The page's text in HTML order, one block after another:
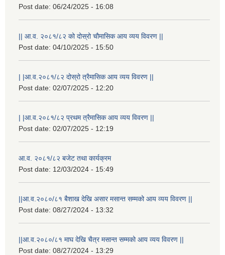
Post date: 06/24/2025 - 16:08
|| आ.व. २०८१/८२ को दोस्रो चौमासिक आय व्यय विवरण ||
Post date: 04/10/2025 - 15:50
| |आ.व.२०८१/८२ दोस्रो त्रैमासिक आय व्यय विवरण ||
Post date: 02/07/2025 - 12:20
| |आ.व.२०८१/८२ प्रथम त्रैमासिक आय व्यय विवरण ||
Post date: 02/07/2025 - 12:19
आ.व. २०८१/८२ बजेट तथा कार्यक्रम
Post date: 12/03/2024 - 15:49
||आ.व.२०८०/८१ बैशाख देखि असार मसान्त सम्मको आय व्यय विवरण ||
Post date: 08/27/2024 - 13:32
||आ.व.२०८०/८१ माघ देखि चैत्र मसान्त सम्मको आय व्यय विवरण ||
Post date: 08/27/2024 - 13:29